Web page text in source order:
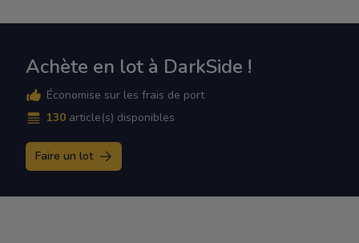
Achète en lot à DarkSide !
Économise sur les frais de port
130 article(s) disponibles
Faire un lot